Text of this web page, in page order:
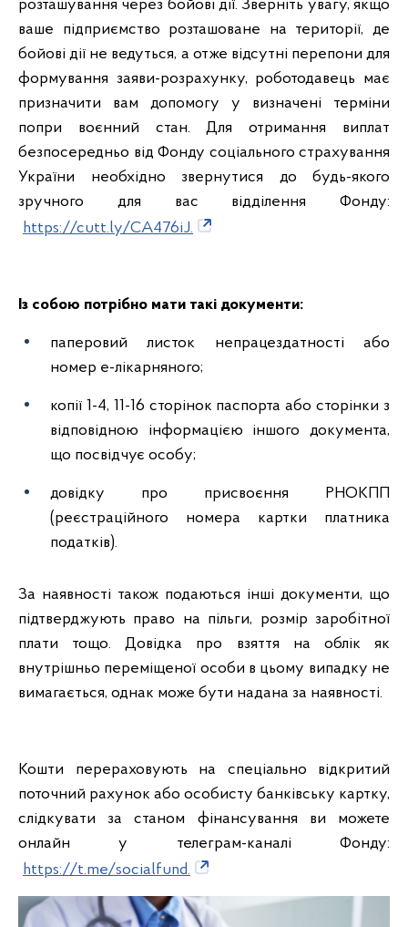
розташування через бойові дії. Зверніть увагу, якщо
ваше підприємство розташоване на території, де
бойові дії не ведуться, а отже відсутні перепони для
формування заяви-розрахунку, роботодавець має
призначити вам допомогу у визначені терміни
попри воєнний стан. Для отримання виплат
безпосередньо від Фонду соціального страхування
України необхідно звернутися до будь-якого
зручного для вас відділення Фонду:
https://cutt.ly/CA476iJ.
Із собою потрібно мати такі документи:
паперовий листок непрацездатності або
номер е-лікарняного;
копії 1-4, 11-16 сторінок паспорта або сторінки з
відповідною інформацією іншого документа,
що посвідчує особу;
довідку про присвоєння РНОКПП
(реєстраційного номера картки платника
податків).
За наявності також подаються інші документи, що
підтверджують право на пільги, розмір заробітної
плати тощо. Довідка про взяття на облік як
внутрішньо переміщеної особи в цьому випадку не
вимагається, однак може бути надана за наявності.
Кошти перераховують на спеціально відкритий
поточний рахунок або особисту банківську картку,
слідкувати за станом фінансування ви можете
онлайн у телеграм-каналі Фонду:
https://t.me/socialfund.